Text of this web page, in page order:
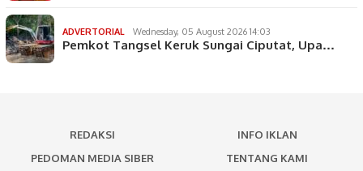
ADVERTORIAL Wednesday, 05 August 2026 14:03
Pemkot Tangsel Keruk Sungai Ciputat, Upa…
REDAKSI
INFO IKLAN
PEDOMAN MEDIA SIBER
TENTANG KAMI